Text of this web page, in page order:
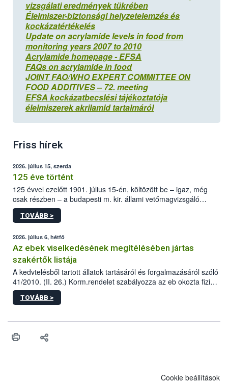
vizsgálati eredmények tükrében
Élelmiszer-biztonsági helyzetelemzés és
kockázatértékelés
Update on acrylamide levels in food from
monitoring years 2007 to 2010
Acrylamide homepage - EFSA
FAQs on acrylamide in food
JOINT FAO/WHO EXPERT COMMITTEE ON
FOOD ADDITIVES – 72. meeting
EFSA kockázatbecslési tájékoztatója
élelmiszerek akrilamid tartalmáról
Friss hírek
2026. július 15, szerda
125 éve történt
125 évvel ezelőtt 1901. július 15-én, költözött be – igaz, még
csak részben – a budapesti m. kir. állami vetőmagvizsgáló
állomás a Kis Rókus utca 15. szám alatti, Czigler Győző által
tervezett új épületébe.
TOVÁBB >
2026. július 6, hétfő
Az ebek viselkedésének megítélésében jártas
szakértők listája
A kedvtelésből tartott állatok tartásáról és forgalmazásáról szóló
41/2010. (II. 26.) Korm.rendelet szabályozza az eb okozta fizikai
sérülés, illetve ennek veszélye keletkezésekor felmerülő
hatósági feladatokat, valamint a veszélyes eb tartását és annak
vonni az ebek viselkedésének megítélésében jártas szakértőt.
TOVÁBB >
Cookie beállítások